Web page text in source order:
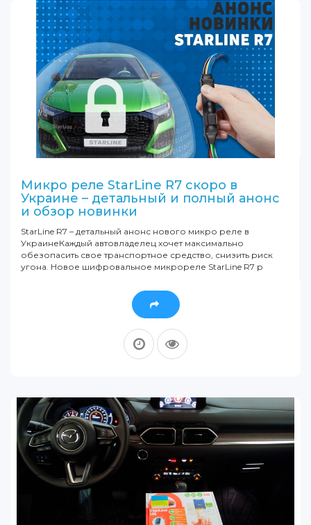
Микро реле StarLine R7 скоро в
Украине – детальный и полный анонс
и обзор новинки
StarLine R7 – детальный анонс нового микро реле в
УкраинеКаждый автовладелец хочет максимально
обезопасить свое транспортное средство, снизить риск
угона. Новое шифровальное микрореле StarLine R7 р